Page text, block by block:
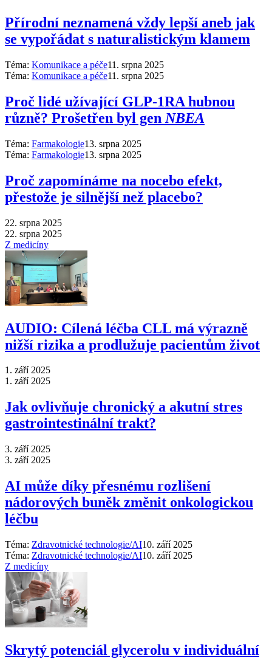
Přírodní neznamená vždy lepší aneb jak
se vypořádat s naturalistickým klamem
Téma: Komunikace a péče11. srpna 2025
Téma: Komunikace a péče11. srpna 2025
Proč lidé užívající GLP-1RA hubnou
různě? Prošetřen byl gen NBEA
Téma: Farmakologie13. srpna 2025
Téma: Farmakologie13. srpna 2025
Proč zapomínáme na nocebo efekt,
přestože je silnější než placebo?
22. srpna 2025
22. srpna 2025
Z medicíny
AUDIO: Cílená léčba CLL má výrazně
nižší rizika a prodlužuje pacientům život
1. září 2025
1. září 2025
Jak ovlivňuje chronický a akutní stres
gastrointestinální trakt?
3. září 2025
3. září 2025
AI může díky přesnému rozlišení
nádorových buněk změnit onkologickou
léčbu
Téma: Zdravotnické technologie/AI10. září 2025
Téma: Zdravotnické technologie/AI10. září 2025
Z medicíny
Skrytý potenciál glycerolu v individuální